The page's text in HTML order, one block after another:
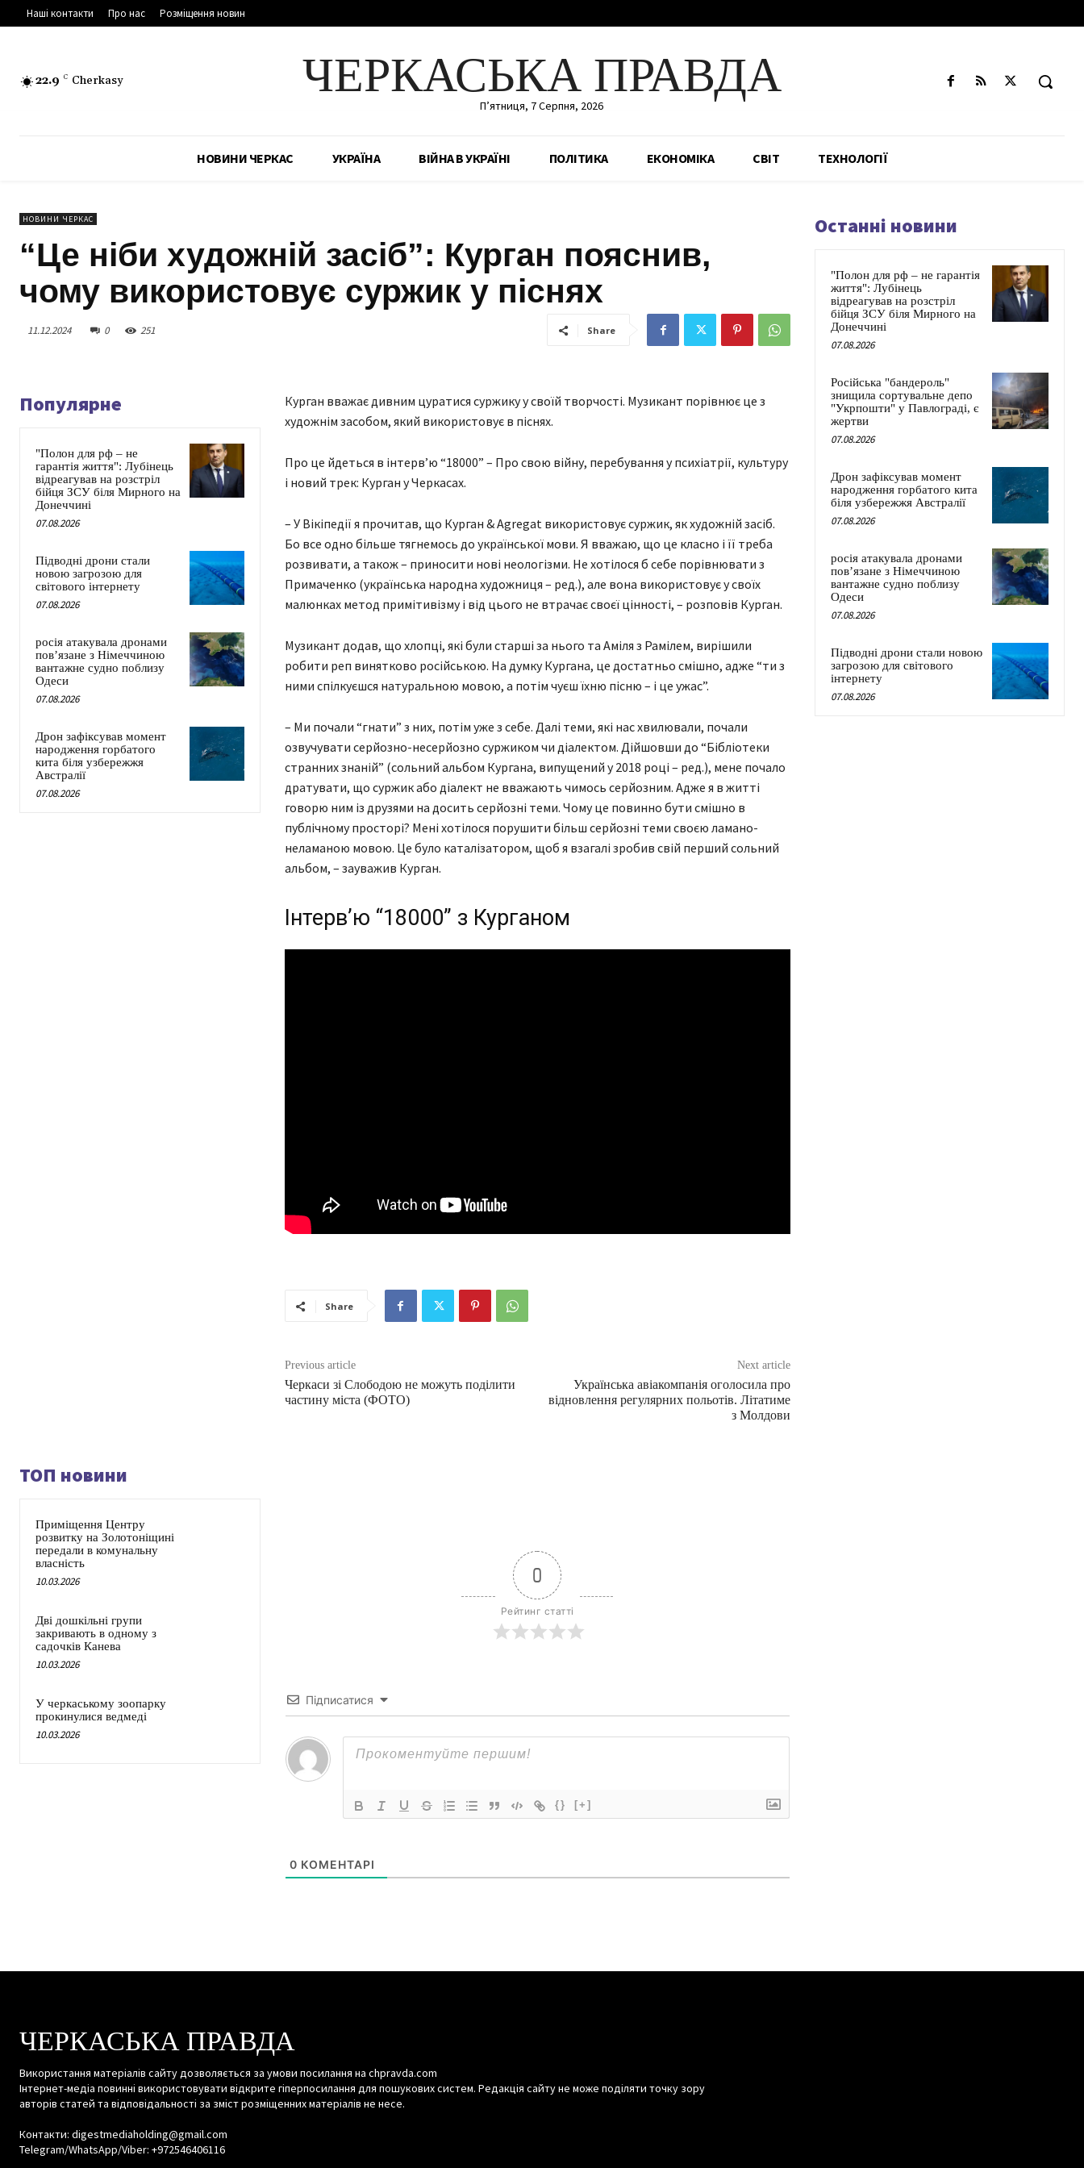
Наші контакти Про нас Розміщення новин
22.9 C Cherkasy ЧЕРКАСЬКА ПРАВДА
П’ятниця, 7 Серпня, 2026
НОВИНИ ЧЕРКАС УКРАЇНА ВІЙНА В УКРАЇНІ ПОЛІТИКА ЕКОНОМІКА СВІТ ТЕХНОЛОГІЇ
НОВИНИ ЧЕРКАС
“Це ніби художній засіб”: Курган пояснив,
чому використовує суржик у піснях
11.12.2024 0 251 Share
Популярне
"Полон для рф – не
гарантія життя": Лубінець
відреагував на розстріл
бійця ЗСУ біля Мирного на
Донеччині
07.08.2026
Підводні дрони стали
новою загрозою для
світового інтернету
07.08.2026
росія атакувала дронами
пов’язане з Німеччиною
вантажне судно поблизу
Одеси
07.08.2026
Дрон зафіксував момент
народження горбатого
кита біля узбережжя
Австралії
07.08.2026
Курган вважає дивним цуратися суржику у своїй творчості. Музикант порівнює це з
художнім засобом, який використовує в піснях.
Про це йдеться в інтерв’ю “18000” – Про свою війну, перебування у психіатрії, культуру
і новий трек: Курган у Черкасах.
– У Вікіпедії я прочитав, що Курган & Agregat використовує суржик, як художній засіб.
Бо все одно більше тягнемось до української мови. Я вважаю, що це класно і її треба
розвивати, а також – приносити нові неологізми. Не хотілося б себе порівнювати з
Примаченко (українська народна художниця – ред.), але вона використовує у своїх
малюнках метод примітивізму і від цього не втрачає своєї цінності, – розповів Курган.
Музикант додав, що хлопці, які були старші за нього та Аміля з Рамілем, вирішили
робити реп винятково російською. На думку Кургана, це достатньо смішно, адже “ти з
ними спілкуєшся натуральною мовою, а потім чуєш їхню пісню – і це ужас”.
– Ми почали “гнати” з них, потім уже з себе. Далі теми, які нас хвилювали, почали
озвучувати серйозно-несерйозно суржиком чи діалектом. Дійшовши до “Бібліотеки
странних знаній” (сольний альбом Кургана, випущений у 2018 році – ред.), мене почало
дратувати, що суржик або діалект не вважають чимось серйозним. Адже я в житті
говорю ним із друзями на досить серйозні теми. Чому це повинно бути смішно в
публічному просторі? Мені хотілося порушити більш серйозні теми своєю ламано-
неламаною мовою. Це було каталізатором, щоб я взагалі зробив свій перший сольний
альбом, – зауважив Курган.
Інтерв’ю “18000” з Курганом
Share
Previous article
Черкаси зі Слободою не можуть поділити
частину міста (ФОТО)
Next article
Українська авіакомпанія оголосила про
відновлення регулярних польотів. Літатиме
з Молдови
ТОП новини
Приміщення Центру
розвитку на Золотоніщині
передали в комунальну
власність
10.03.2026
Дві дошкільні групи
закривають в одному з
садочків Канева
10.03.2026
У черкаському зоопарку
прокинулися ведмеді
10.03.2026
0
Рейтинг статті
Підписатися
{} [+]
0 КОМЕНТАРІ
Останні новини
"Полон для рф – не гарантія
життя": Лубінець
відреагував на розстріл
бійця ЗСУ біля Мирного на
Донеччині
07.08.2026
Російська "бандероль"
знищила сортувальне депо
"Укрпошти" у Павлограді, є
жертви
07.08.2026
Дрон зафіксував момент
народження горбатого кита
біля узбережжя Австралії
07.08.2026
росія атакувала дронами
пов’язане з Німеччиною
вантажне судно поблизу
Одеси
07.08.2026
Підводні дрони стали новою
загрозою для світового
інтернету
07.08.2026
ЧЕРКАСЬКА ПРАВДА
Використання матеріалів сайту дозволяється за умови посилання на chpravda.com
Інтернет-медіа повинні використовувати відкрите гіперпосилання для пошукових систем. Редакція сайту не може поділяти точку зору
авторів статей та відповідальності за зміст розміщенних матеріалів не несе.
Контакти: digestmediaholding@gmail.com
Telegram/WhatsApp/Viber: +972546406116